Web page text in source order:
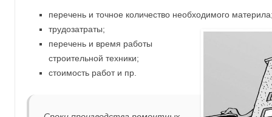
перечень и точное количество необходимого
трудозатраты;
перечень и время работы
строительной техники;
стоимость работ и пр.